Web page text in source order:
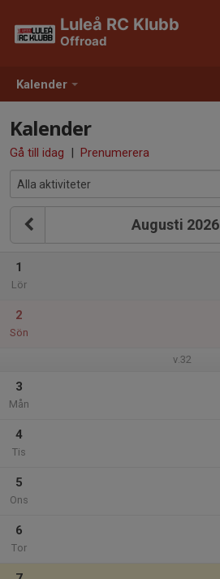
Kalender
Luleå RC Klubb
Offroad
Kalender
Gå till idag | Prenumerera
Augusti 2026
1
Lör
2
Sön
v.32
3
Mån
4
Tis
5
Ons
6
Tor